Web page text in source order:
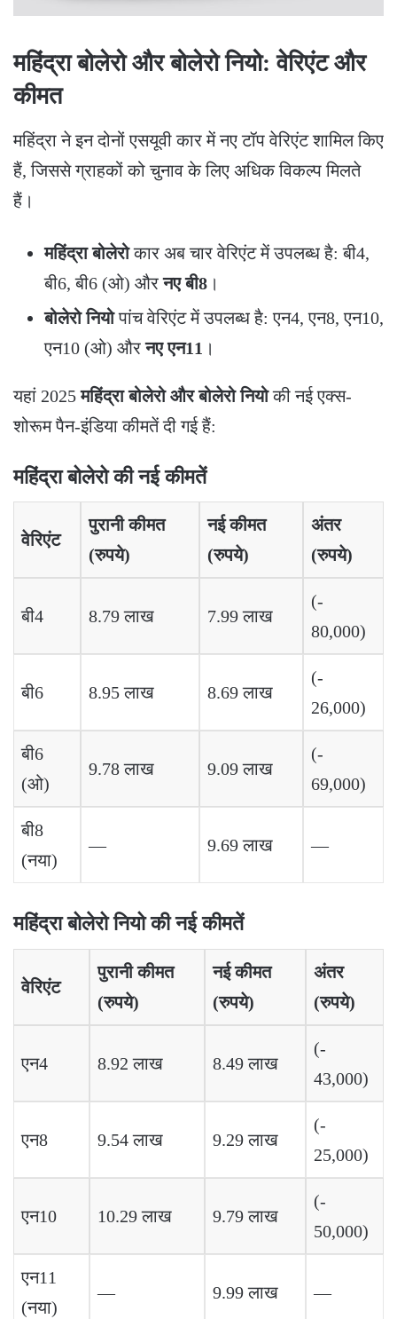
​महिंद्रा बोलेरो और बोलेरो नियो: वेरिएंट और
कीमत
​महिंद्रा ने इन दोनों एसयूवी कार में नए टॉप वेरिएंट शामिल किए
हैं, जिससे ग्राहकों को चुनाव के लिए अधिक विकल्प मिलते
हैं।
महिंद्रा बोलेरोकार अब चार वेरिएंट में उपलब्ध है: बी4,
बी6, बी6 (ओ) औरनए बी8 ।
बोलेरो नियोपांच वेरिएंट में उपलब्ध है: एन4, एन8, एन10,
एन10 (ओ) औरनए एन11 ।
​यहां 2025महिंद्रा बोलेरो और बोलेरो नियोकी नई एक्स-
शोरूम पैन-इंडिया कीमतें दी गई हैं:
​महिंद्रा बोलेरो की नई कीमतें
वेरिएंट
पुरानी कीमत
(रुपये)
नई कीमत
(रुपये)
अंतर
(रुपये)
बी4 8.79 लाख 7.99 लाख
(-
80,000)
बी6 8.95 लाख 8.69 लाख
(-
26,000)
बी6
(ओ)
9.78 लाख 9.09 लाख
(-
69,000)
बी8
(नया)
— 9.69 लाख —
महिंद्रा बोलेरो नियो की नई कीमतें
वेरिएंट
पुरानी कीमत
(रुपये)
नई कीमत
(रुपये)
अंतर
(रुपये)
एन4 8.92 लाख 8.49 लाख
(-
43,000)
एन8 9.54 लाख 9.29 लाख
(-
25,000)
एन10 10.29 लाख 9.79 लाख
(-
50,000)
एन11
(नया)
— 9.99 लाख —